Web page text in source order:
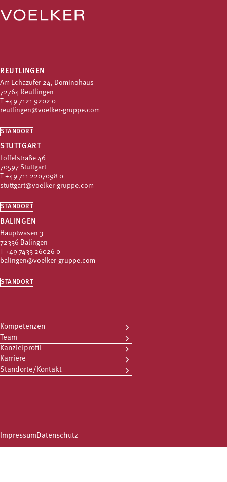
REUTLINGEN
Am Echazufer 24, Dominohaus
72764 Reutlingen
+49 7121 9202 0
reutlingen@voelker-gruppe.com
STANDORT
STUTTGART
Löffelstraße 46
70597 Stuttgart
+49 711 2207098 0
stuttgart@voelker-gruppe.com
STANDORT
BALINGEN
Hauptwasen 3
72336 Balingen
+49 7433 26026 0
balingen@voelker-gruppe.com
STANDORT
Kompetenzen
Team
Kanzleiprofil
Karriere
Standorte/Kontakt
Impressum Datenschutz